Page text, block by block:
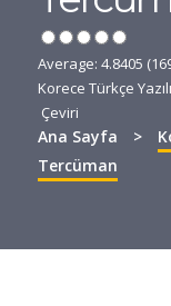
Average: 4.8405 (
Korece Türkçe
Çeviri
Ana Sayfa >
Tercüman